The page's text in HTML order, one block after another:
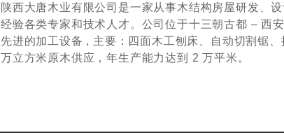
陕西大唐木业有限公司是一家从事木结构房屋研发、
经验各类专家和技术人才。公司位于十三朝古都 – 西
先进的加工设备 , 主要：四面木工刨床、自动切割锯
万立方米原木供应，年生产能力达到 2 万平米。